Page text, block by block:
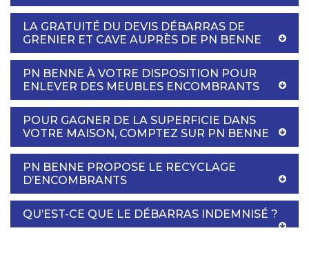
LA GRATUITÉ DU DEVIS DÉBARRAS DE
GRENIER ET CAVE AUPRÈS DE PN BENNE
PN BENNE À VOTRE DISPOSITION POUR
ENLEVER DES MEUBLES ENCOMBRANTS
POUR GAGNER DE LA SUPERFICIE DANS
VOTRE MAISON, COMPTEZ SUR PN BENNE
PN BENNE PROPOSE LE RECYCLAGE
D’ENCOMBRANTS
QU’EST-CE QUE LE DÉBARRAS INDEMNISÉ ?